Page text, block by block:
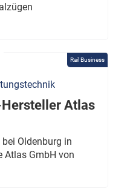
Rail Business
Atlas
Oldenburg in
Atlas GmbH von